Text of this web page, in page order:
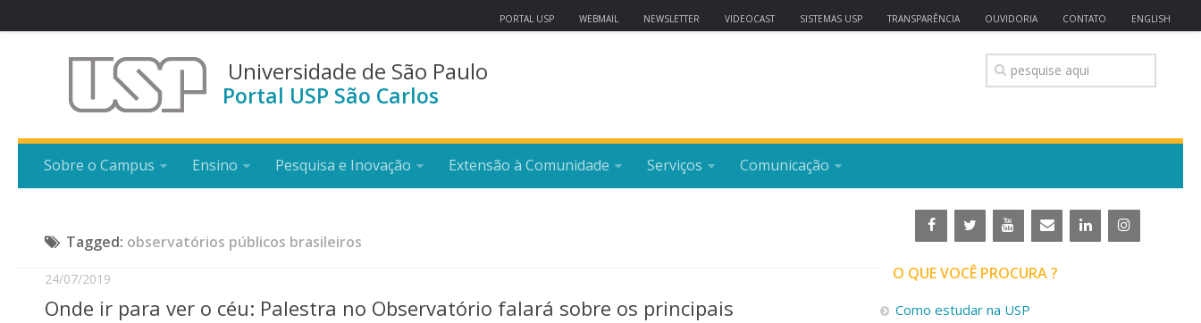
PORTAL USP WEBMAIL NEWSLETTER VIDEOCAST SISTEMAS USP TRANSPARÊNCIA OUVIDORIA CONTATO ENGLISH
Universidade de São Paulo
Portal USP São Carlos
Sobre o Campus Ensino Pesquisa e Inovação Extensão à Comunidade Serviços Comunicação
Tagged: observatórios públicos brasileiros
24/07/2019
Onde ir para ver o céu: Palestra no Observatório falará sobre os principais
O QUE VOCÊ PROCURA ?
Como estudar na USP